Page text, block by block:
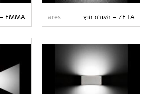
ZETA – תאורת חוץ ares EMMA – תאורת חוץ